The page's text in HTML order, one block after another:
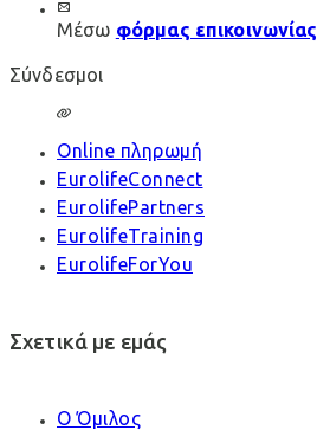
Μέσω φόρμας επικοινωνίας
Σύνδεσμοι
Online πληρωμή
EurolifeConnect
EurolifePartners
EurolifeTraining
EurolifeForYou
Σχετικά με εμάς
Ο Όμιλος